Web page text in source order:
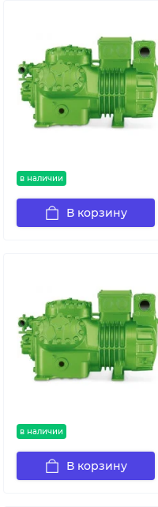
в наличии
В корзину
в наличии
В корзину